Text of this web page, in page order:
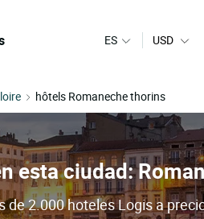
ES USD
hôtels Romaneche thorins
esta ciudad:
2.000 hoteles Logis a